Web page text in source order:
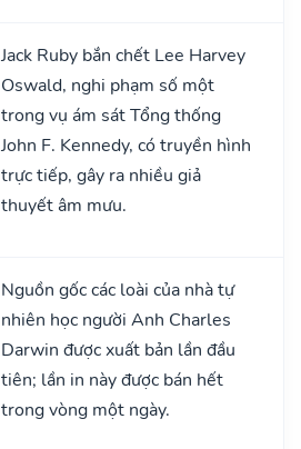
Jack Ruby bắn chết Lee Harvey
Oswald, nghi phạm số một
trong vụ ám sát Tổng thống
John F. Kennedy, có truyền hình
trực tiếp, gây ra nhiều giả
thuyết âm mưu.
Nguồn gốc các loài của nhà tự
nhiên học người Anh Charles
Darwin được xuất bản lần đầu
tiên; lần in này được bán hết
trong vòng một ngày.